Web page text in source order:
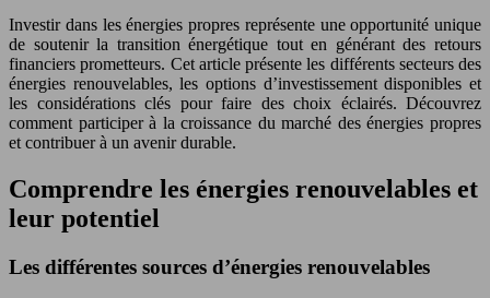
Investir dans les énergies propres représente une opportunité unique
de soutenir la transition énergétique tout en générant des retours
financiers prometteurs. Cet article présente les différents secteurs des
énergies renouvelables, les options d’investissement disponibles et
les considérations clés pour faire des choix éclairés. Découvrez
comment participer à la croissance du marché des énergies propres
et contribuer à un avenir durable.
Comprendre les énergies renouvelables et
leur potentiel
Les différentes sources d’énergies renouvelables